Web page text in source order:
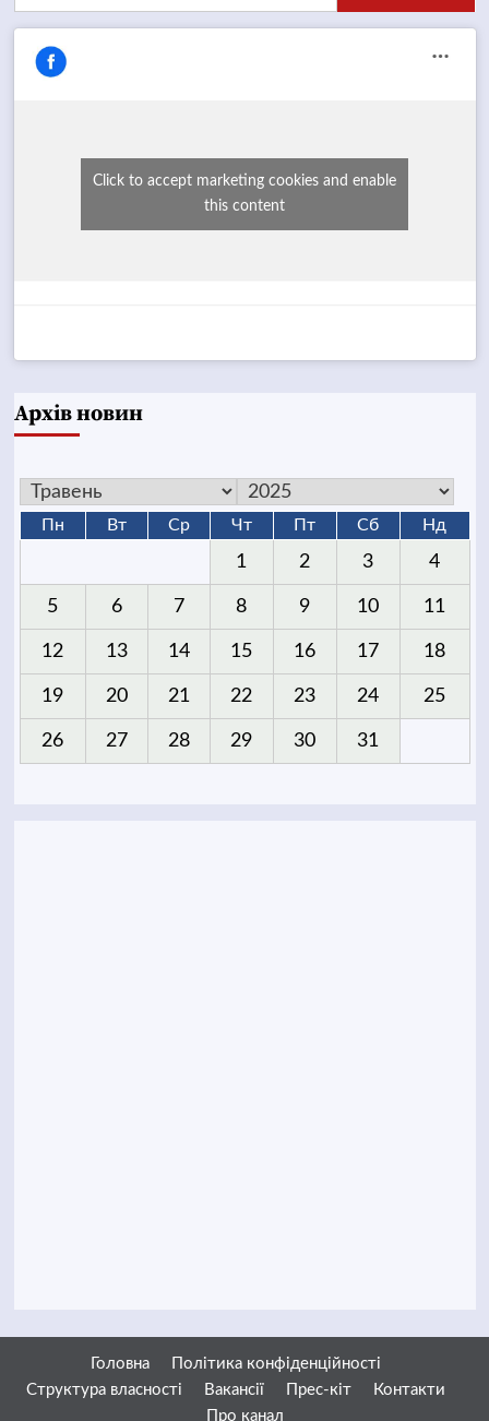
Click to accept marketing cookies and enable
this content
Архів новин
Пн Вт Ср Чт Пт Сб Нд
1 2 3 4
5 6 7 8 9 10 11
12 13 14 15 16 17 18
19 20 21 22 23 24 25
26 27 28 29 30 31
Головна
Політика конфіденційності
Структура власності
Вакансії Прес-кіт
Контакти
Про канал